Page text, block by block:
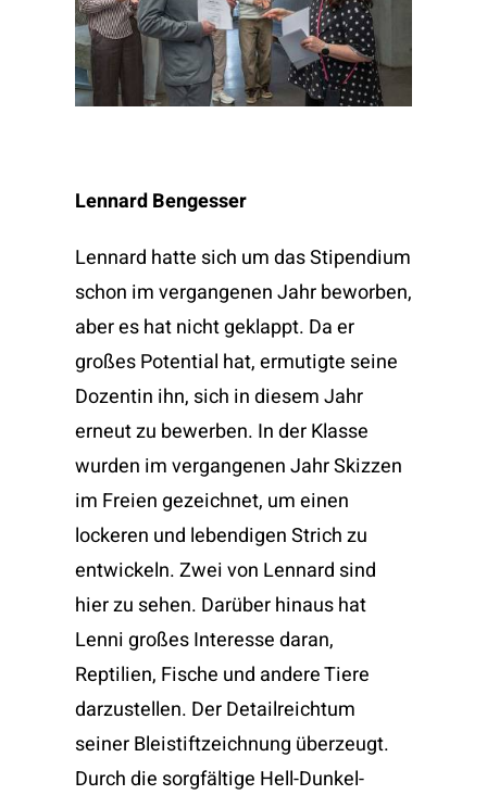
Lennard Bengesser
Lennard hatte sich um das Stipendium
schon im vergangenen Jahr beworben,
aber es hat nicht geklappt. Da er
großes Potential hat, ermutigte seine
Dozentin ihn, sich in diesem Jahr
erneut zu bewerben. In der Klasse
wurden im vergangenen Jahr Skizzen
im Freien gezeichnet, um einen
lockeren und lebendigen Strich zu
entwickeln. Zwei von Lennard sind
hier zu sehen. Darüber hinaus hat
Lenni großes Interesse daran,
Reptilien, Fische und andere Tiere
darzustellen. Der Detailreichtum
seiner Bleistiftzeichnung überzeugt.
Durch die sorgfältige Hell-Dunkel-